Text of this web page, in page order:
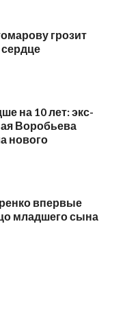
грозит
на 10 лет: экс-
Воробьева
нового
впервые
младшего сына